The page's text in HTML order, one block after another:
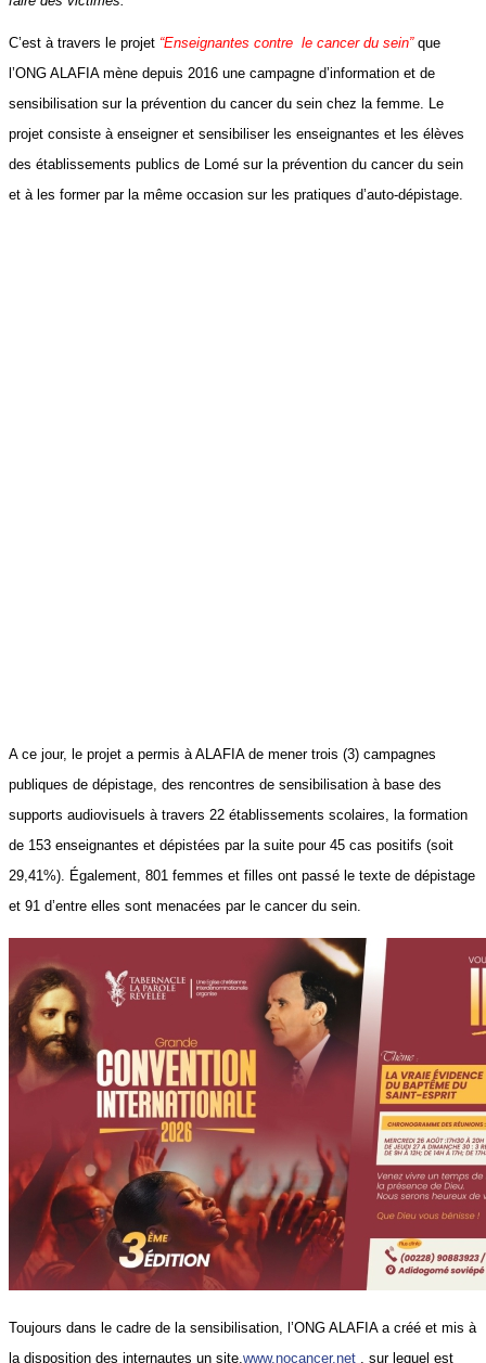
C’est à travers le projet “Enseignantes contre le cancer du sein” que
l’ONG ALAFIA mène depuis 2016 une campagne d’information et de
sensibilisation sur la prévention du cancer du sein chez la femme. Le
projet consiste à enseigner et sensibiliser les enseignantes et les élèves
des établissements publics de Lomé sur la prévention du cancer du sein
et à les former par la même occasion sur les pratiques d’auto-dépistage.
A ce jour, le projet a permis à ALAFIA de mener trois (3) campagnes
publiques de dépistage, des rencontres de sensibilisation à base des
supports audiovisuels à travers 22 établissements scolaires, la formation
de 153 enseignantes et dépistées par la suite pour 45 cas positifs (soit
29,41%). Également, 801 femmes et filles ont passé le texte de dépistage
et 91 d’entre elles sont menacées par le cancer du sein.
Toujours dans le cadre de la sensibilisation, l’ONG ALAFIA a créé et mis à
la disposition des internautes un site, www.nocancer.net , sur lequel est